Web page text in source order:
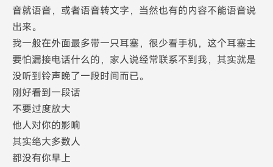
音就语音，或者语音转文字，当然也有的内容不能语音说
出来。
我一般在外面最多带一只耳塞，很少看手机，这个耳塞主
要怕漏接电话什么的，家人说经常联系不到我，其实就是
没听到铃声晚了一段时间而已。
刚好看到一段话
不要过度放大
他人对你的影响
其实绝大多数人
都没有你早上